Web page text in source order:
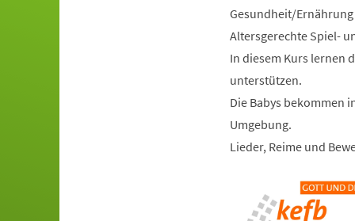
Gesundheit/
Altersgerechte Spiel-
In diesem Kurs lernen
unterstützen.
Die Babys bekommen
Umgebung.
Lieder, Reime und